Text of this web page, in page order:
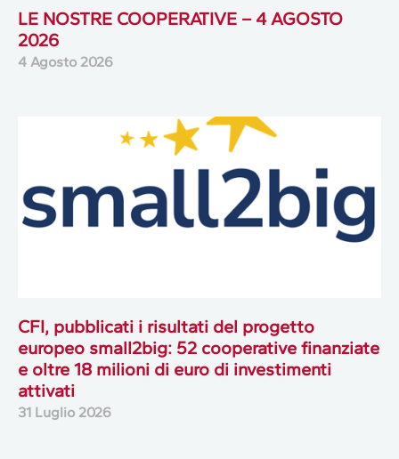
LE NOSTRE COOPERATIVE – 4 AGOSTO
2026
4 Agosto 2026
CFI, pubblicati i risultati del progetto
europeo small2big: 52 cooperative finanziate
e oltre 18 milioni di euro di investimenti
attivati
31 Luglio 2026